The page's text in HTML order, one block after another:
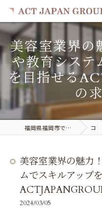
美容室業界の
や教育システ
を目指せる
の
福岡県福岡市で美容室の求人ならACT JAPAN GROUP コラム
美容室業界の魅力
ムでスキルアップ
2024/03/05